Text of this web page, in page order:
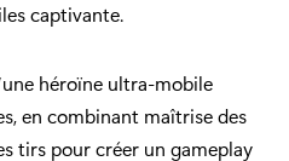
captivante.
héroïne ultra-mobile
en combinant maîtrise des
tirs pour créer un gameplay